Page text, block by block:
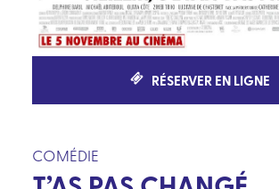
RÉSERVER EN LIGNE
COMÉDIE